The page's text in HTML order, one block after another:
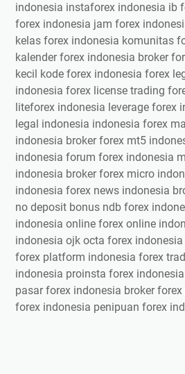
indonesia instaforex indonesia ib
forex indonesia jam forex
kelas forex indonesia komunitas
kalender forex indonesia broker
kecil kode forex indonesia forex
indonesia forex license trading
liteforex indonesia leverage forex
legal indonesia indonesia forex
indonesia broker forex mt5
indonesia forum forex indonesia
indonesia broker forex micro
indonesia forex news indonesia
no deposit bonus ndb forex
indonesia online forex online
indonesia ojk octa forex
forex platform indonesia forex
indonesia proinsta forex
pasar forex indonesia broker
forex indonesia penipuan forex